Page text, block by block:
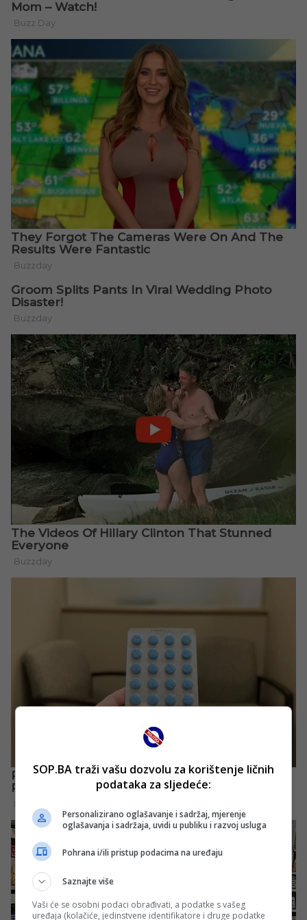
SOP.BA traži vašu dozvolu za korištenje ličnih
podataka za sljedeće:
Personalizirano oglašavanje i sadržaj, mjerenje
oglašavanja i sadržaja, uvidi u publiku i razvoj usluga
Pohrana i/ili pristup podacima na uređaju
Saznajte više
Vaši će se osobni podaci obrađivati, a podatke s vašeg
uređaja (kolačiće, jedinstvene identifikatore i druge podatke